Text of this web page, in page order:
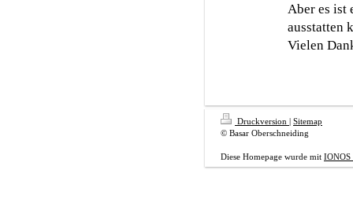
Aber es ist
ausstatten
Vielen
Druckversion | Sitemap
© Basar Oberschneiding
Diese Homepage wurde mit IONOS